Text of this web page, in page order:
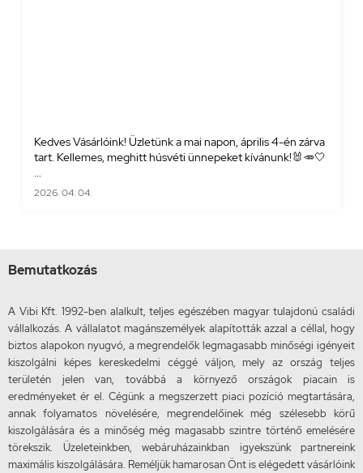
Kedves Vásárlóink! Üzletünk a mai napon, április 4-én zárva
tart. Kellemes, meghitt húsvéti ünnepeket kívánunk!🐰🥕🤍
...
2026. 04. 04.
Bemutatkozás
A Vibi Kft. 1992-ben alalkult, teljes egészében magyar tulajdonú családi
vállalkozás. A vállalatot magánszemélyek alapították azzal a céllal, hogy
biztos alapokon nyugvó, a megrendelők legmagasabb minőségi igényeit
kiszolgálni képes kereskedelmi céggé váljon, mely az ország teljes
területén jelen van, továbbá a környező országok piacain is
eredményeket ér el. Cégünk a megszerzett piaci pozíció megtartására,
annak folyamatos növelésére, megrendelőinek még szélesebb körű
kiszolgálására és a minőség még magasabb szintre történő emelésére
törekszik. Üzeleteinkben, webáruházainkban igyekszünk partnereink
maximális kiszolgálására. Reméljük hamarosan Önt is elégedett vásárlóink